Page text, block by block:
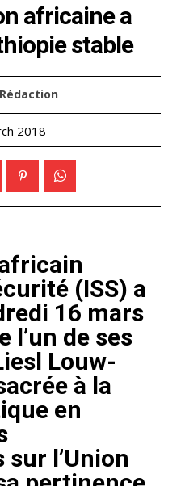
africaine a
stable
Rédaction
2018
(ISS) a
16 mars
l’un de ses
Louw-
à la
en
l’Union